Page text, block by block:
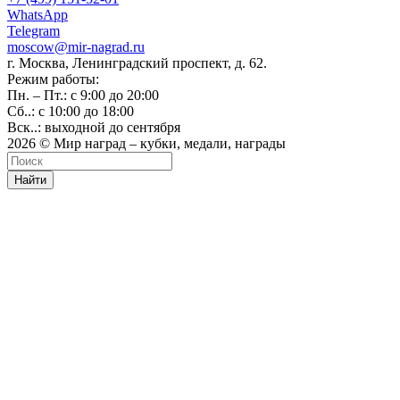
WhatsApp
Telegram
moscow@mir-nagrad.ru
г. Москва, Ленинградский проспект, д. 62.
Режим работы:
Пн. – Пт.: с 9:00 до 20:00
Сб..: с 10:00 до 18:00
Вск..: выходной до сентября
2026 © Мир наград – кубки, медали, награды
Найти